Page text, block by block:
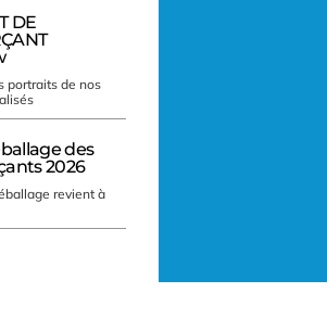
DE
portraits de nos
des
2026
revient à